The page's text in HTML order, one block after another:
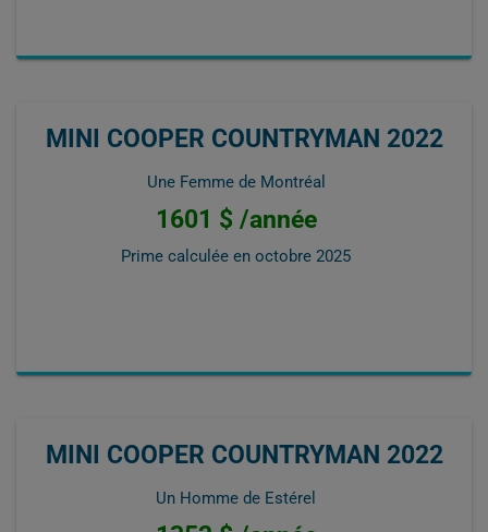
MINI COOPER COUNTRYMAN 2022
Une Femme de Montréal
1601 $ /année
Prime calculée en octobre 2025
MINI COOPER COUNTRYMAN 2022
Un Homme de Estérel